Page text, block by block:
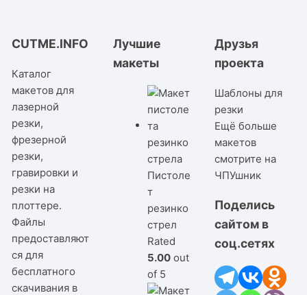
CUTME.INFO
Каталог
макетов для
лазерной
резки,
фрезерной
резки,
гравировки и
резки на
плоттере.
Файлы
предоставляют
ся для
бесплатного
скачивания в
Лучшие
макеты
Пистоле
т
резинко
стрел
Rated
5.00 out
of 5
Друзья
проекта
Шаблоны для
резки
Ещё больше
макетов
смотрите на
ЧПУшник
Поделись
сайтом в
соц.сетях